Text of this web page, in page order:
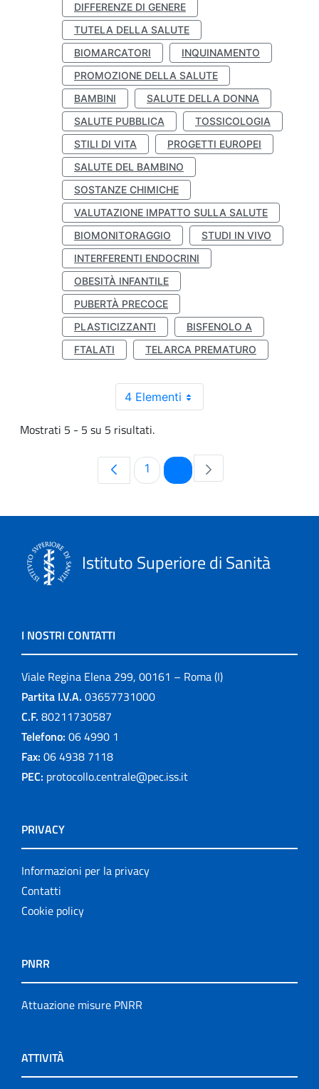
DIFFERENZE DI GENERE
TUTELA DELLA SALUTE
BIOMARCATORI
INQUINAMENTO
PROMOZIONE DELLA SALUTE
BAMBINI
SALUTE DELLA DONNA
SALUTE PUBBLICA
TOSSICOLOGIA
STILI DI VITA
PROGETTI EUROPEI
SALUTE DEL BAMBINO
SOSTANZE CHIMICHE
VALUTAZIONE IMPATTO SULLA SALUTE
BIOMONITORAGGIO
STUDI IN VIVO
INTERFERENTI ENDOCRINI
OBESITÀ INFANTILE
PUBERTÀ PRECOCE
PLASTICIZZANTI
BISFENOLO A
FTALATI
TELARCA PREMATURO
4 Elementi
Mostrati 5 - 5 su 5 risultati.
Pagina
1 Pagina
Istituto Superiore di Sanità
I NOSTRI CONTATTI
Viale Regina Elena 299, 00161 – Roma (I)
Partita I.V.A. 03657731000
C.F. 80211730587
Telefono: 06 4990 1
Fax: 06 4938 7118
PEC: protocollo.centrale@pec.iss.it
PRIVACY
Informazioni per la privacy
Contatti
Cookie policy
PNRR
Attuazione misure PNRR
ATTIVITÀ